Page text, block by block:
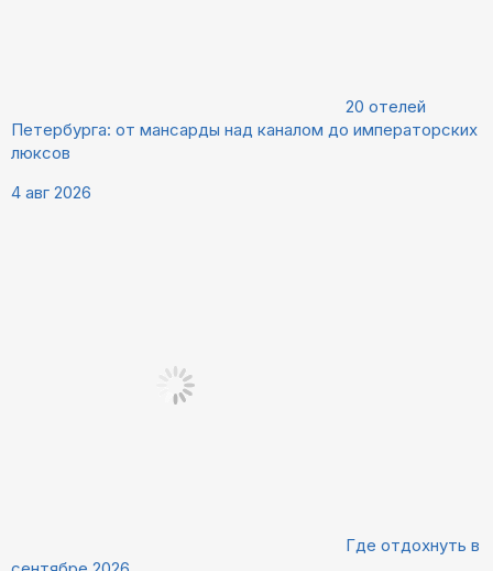
20 отелей
Петербурга: от мансарды над каналом до императорских
люксов
4 авг 2026
Где отдохнуть в